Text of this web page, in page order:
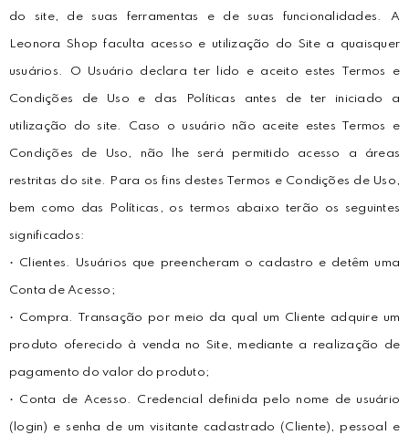
do site, de suas ferramentas e de suas funcionalidades. A
Leonora Shop faculta acesso e utilização do Site a quaisquer
usuários. O Usuário declara ter lido e aceito estes Termos e
Condições de Uso e das Políticas antes de ter iniciado a
utilização do site. Caso o usuário não aceite estes Termos e
Condições de Uso, não lhe será permitido acesso a áreas
restritas do site. Para os fins destes Termos e Condições de Uso,
bem como das Políticas, os termos abaixo terão os seguintes
significados:
• Clientes. Usuários que preencheram o cadastro e detêm uma
Conta de Acesso;
• Compra. Transação por meio da qual um Cliente adquire um
produto oferecido à venda no Site, mediante a realização de
pagamento do valor do produto;
• Conta de Acesso. Credencial definida pelo nome de usuário
(login) e senha de um visitante cadastrado (Cliente), pessoal e